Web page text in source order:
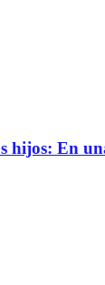
hijos: En